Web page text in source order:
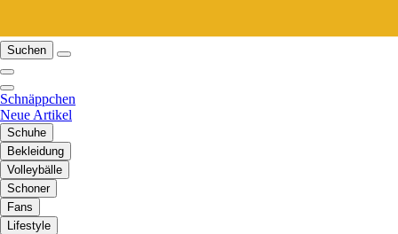
Suchen
Schnäppchen
Neue Artikel
Schuhe
Bekleidung
Volleybälle
Schoner
Fans
Lifestyle